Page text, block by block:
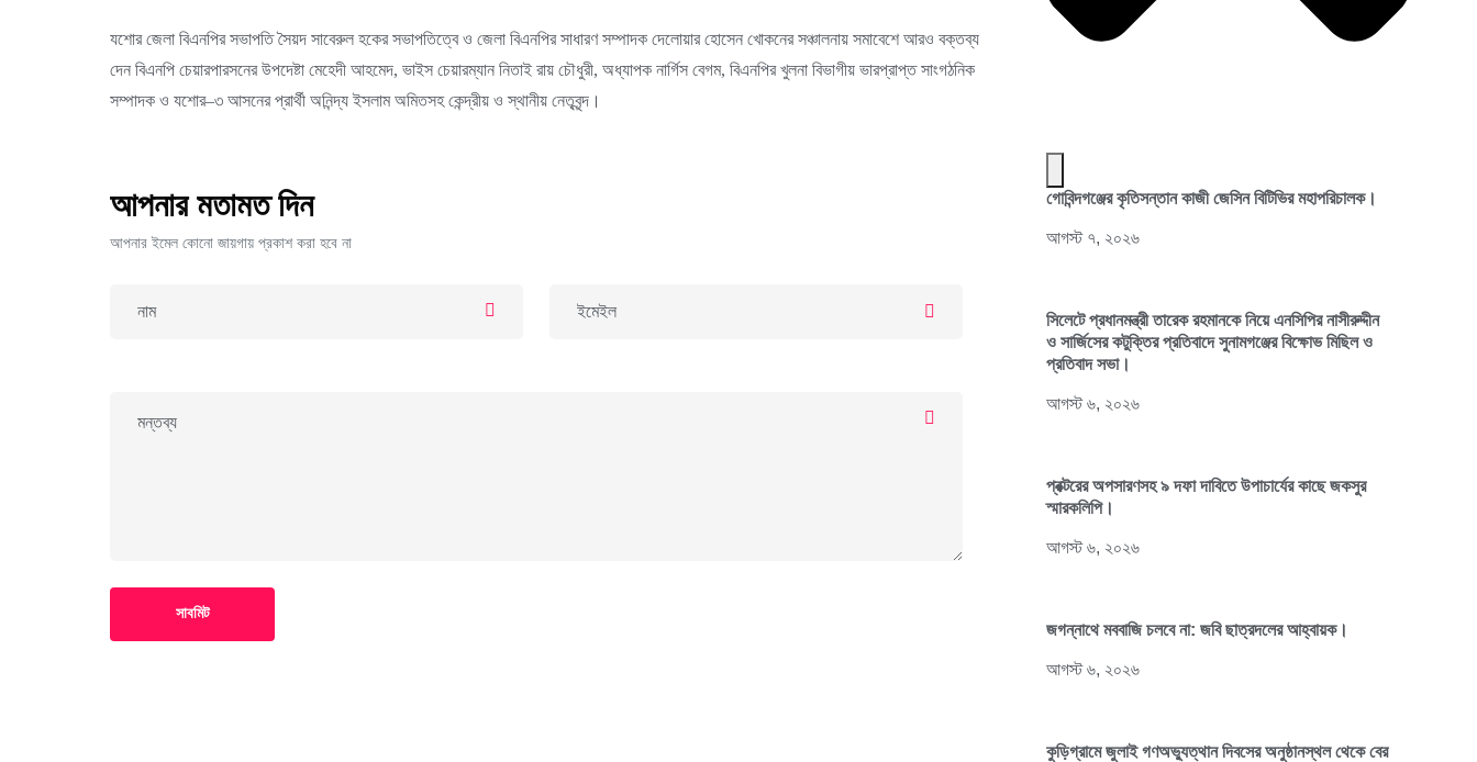
যশোর জেলা বিএনপির সভাপতি সৈয়দ সাবেরুল হকের সভাপতিত্বে ও জেলা বিএনপির সাধারণ সম্পাদক দেলোয়ার হোসেন খোকনের সঞ্চালনায় সমাবেশে আরও বক্তব্য
দেন বিএনপি চেয়ারপারসনের উপদেষ্টা মেহেদী আহমেদ, ভাইস চেয়ারম্যান নিতাই রায় চৌধুরী, অধ্যাপক নার্গিস বেগম, বিএনপির খুলনা বিভাগীয় ভারপ্রাপ্ত সাংগঠনিক
সম্পাদক ও যশোর–৩ আসনের প্রার্থী অনিন্দ্য ইসলাম অমিতসহ কেন্দ্রীয় ও স্থানীয় নেতৃবৃন্দ।
আপনার মতামত দিন
আপনার ইমেল কোনো জায়গায় প্রকাশ করা হবে না
সাবমিট
গোবিন্দগঞ্জের কৃতিসন্তান কাজী জেসিন বিটিভির মহাপরিচালক।
আগস্ট ৭, ২০২৬
সিলেটে প্রধানমন্ত্রী তারেক রহমানকে নিয়ে এনসিপির নাসীরুদ্দীন
ও সার্জিসের কটুক্তির প্রতিবাদে সুনামগঞ্জের বিক্ষোভ মিছিল ও
প্রতিবাদ সভা।
আগস্ট ৬, ২০২৬
প্রক্টরের অপসারণসহ ৯ দফা দাবিতে উপাচার্যের কাছে জকসুর
স্মারকলিপি।
আগস্ট ৬, ২০২৬
জগন্নাথে মববাজি চলবে না: জবি ছাত্রদলের আহ্বায়ক।
আগস্ট ৬, ২০২৬
কুড়িগ্রামে জুলাই গণঅভ্যুত্থান দিবসের অনুষ্ঠানস্থল থেকে বের